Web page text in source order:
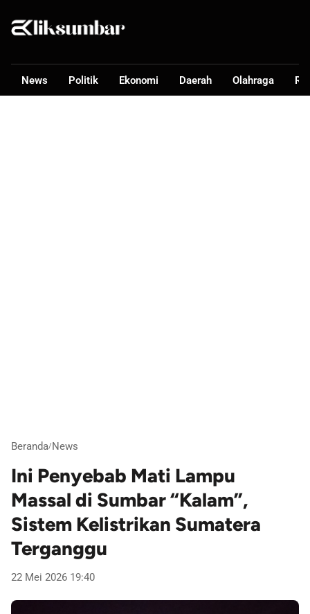
News Politik Ekonomi Daerah Olahraga
Beranda/News
Ini Penyebab Mati Lampu
Massal di Sumbar “Kalam”,
Sistem Kelistrikan Sumatera
Terganggu
22 Mei 2026 19:40